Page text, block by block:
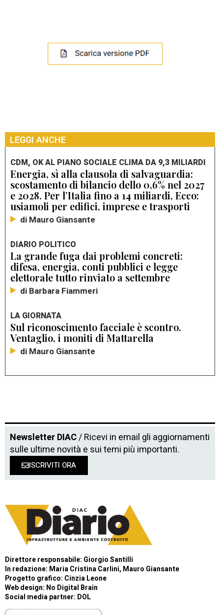
LEGGI ANCHE
CDM, OK AL PIANO SOCIALE CLIMA DA 9,3 MILIARDI
Energia, sì alla clausola di salvaguardia:
scostamento di bilancio dello 0,6% nel 2027
e 2028. Per l’Italia fino a 14 miliardi, Ecco:
usiamoli per edifici, imprese e trasporti
di Mauro Giansante
DIARIO POLITICO
La grande fuga dai problemi concreti:
difesa, energia, conti pubblici e legge
elettorale tutto rinviato a settembre
di Barbara Fiammeri
LA GIORNATA
Sul riconoscimento facciale è scontro.
Ventaglio, i moniti di Mattarella
di Mauro Giansante
Newsletter DIAC/ Ricevi in email gli aggiornamenti
sulle ultime novità e sui temi più importanti.
ISCRIVITI ORA
Direttore responsabile: Giorgio Santilli
In redazione: Maria Cristina Carlini, Mauro Giansante
Progetto grafico: Cinzia Leone
Web design: No Digital Brain
Social media partner: DOL